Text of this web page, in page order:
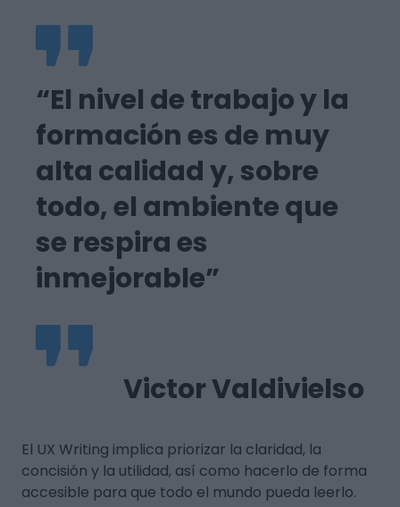
“El nivel de trabajo y la
formación es de muy
alta calidad y, sobre
todo, el ambiente que
se respira es
inmejorable”
Victor Valdivielso
El UX Writing implica priorizar la claridad, la
concisión y la utilidad, así como hacerlo de forma
accesible para que todo el mundo pueda leerlo.